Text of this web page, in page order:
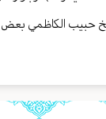
حبيب الكاظمي